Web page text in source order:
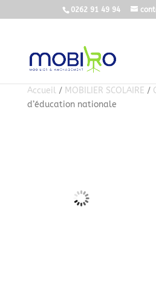
0262 91 49 94
Accueil/ MOBILIER SCOLAIRE /
d’éducation nationale